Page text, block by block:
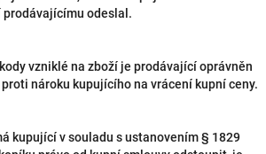
prodávajícímu odeslal.
vzniklé na zboží je prodávající oprávněn
nároku kupujícího na vrácení kupní ceny.
kupující v souladu s ustanovením § 1829